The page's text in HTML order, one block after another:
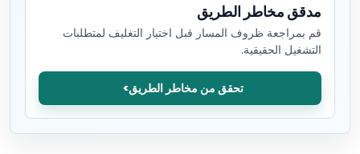
مدقق مخاطر الطريق
قم بمراجعة ظروف المسار قبل اختيار التغليف لمتطلبات
التشغيل الحقيقية.
تحقق من مخاطر الطريق